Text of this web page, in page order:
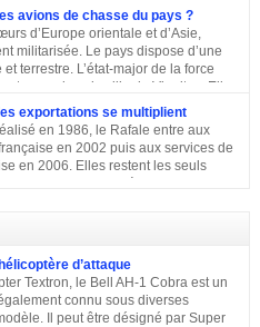
dispose sa force aérienne.
avions de chasse du pays ?
d’Europe orientale et d’Asie,
militarisée. Le pays dispose d’une
terrestre. L’état-major de la force
trouve dans la ville de Vinnitsa. Elle
soviétique. Parmi les
élabore l’une des plus
2014, l’armée de l’air ukrainienne
environ 43 000 personnes et
en trois commandements
exportations se multiplient
en 1986, le Rafale entre aux
en 2002 puis aux services de
en 2006. Elles restent les seuls
français pendant près de 10 ans. En
ans plus tard, les premières
depuis, le constructeur multiplie les
du Rafale …
d’attaque
Textron, le Bell AH-1 Cobra est un
connu sous diverses
Il peut être désigné par Super